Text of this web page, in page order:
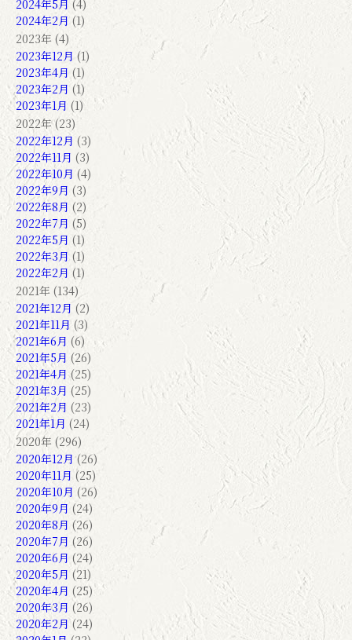
2024年5月 (4)
2024年2月 (1)
2023年 (4)
2023年12月 (1)
2023年4月 (1)
2023年2月 (1)
2023年1月 (1)
2022年 (23)
2022年12月 (3)
2022年11月 (3)
2022年10月 (4)
2022年9月 (3)
2022年8月 (2)
2022年7月 (5)
2022年5月 (1)
2022年3月 (1)
2022年2月 (1)
2021年 (134)
2021年12月 (2)
2021年11月 (3)
2021年6月 (6)
2021年5月 (26)
2021年4月 (25)
2021年3月 (25)
2021年2月 (23)
2021年1月 (24)
2020年 (296)
2020年12月 (26)
2020年11月 (25)
2020年10月 (26)
2020年9月 (24)
2020年8月 (26)
2020年7月 (26)
2020年6月 (24)
2020年5月 (21)
2020年4月 (25)
2020年3月 (26)
2020年2月(24)